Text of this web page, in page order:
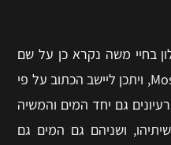
בחיי משה נקרא כן על שם
המים הנקראים בשם מצרי מוש Mos, ויתכן ליישב הכתוב על פי
גם יחד המים והמשיה
ושניהם גם המים גם